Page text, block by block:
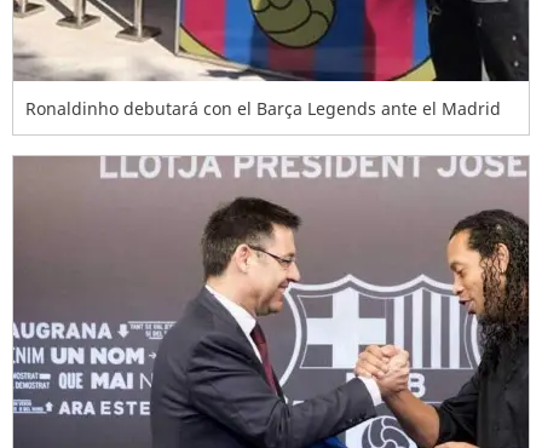
Ronaldinho debutará con el Barça Legends ante el Madrid